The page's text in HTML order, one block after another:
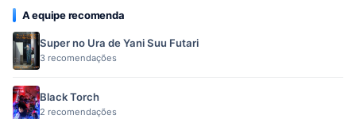
A equipe recomenda
Super no Ura de Yani Suu Futari
3 recomendações
Black Torch
2 recomendações